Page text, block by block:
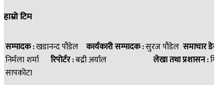
हाम्रो टिम
सम्पादक :खडानन्द पौडेल कार्यकारी सम्पादक :सुरज पौडेल समाचार
निर्मला शर्मा रिपोर्टर :बद्री अर्याल लेखा तथा प्रशासन :
सापकोटा